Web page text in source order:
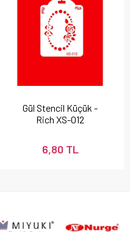
Gül Stencil Küçük -
Rich XS-012
6,80 TL